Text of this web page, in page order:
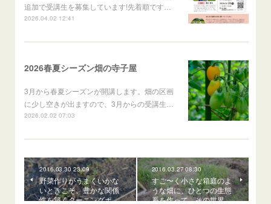
追加で受講生を募集しています!先着順です…
2026.04.02 12:41
2026春夏シーズン畑の寺子屋
3月から春夏シーズンが開講します。畑の区画
に少し空きが出ますので、3月からの受講生…
2026.02.02 07:03
2016.03.30 23:09
野菜作りがうまくいかな
いときこそ、豊かな関係
性を築くターニングポ…
2016.03.27 08:30
すご〜く小さな箱庭のよ
うな畑に、ひとつの生態
系を作って、その世界…